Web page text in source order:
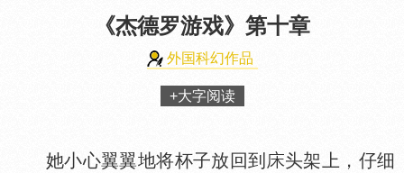
《杰德罗游戏》 第十章
外国科幻作品
+大字阅读
她小心翼翼地将杯子放回到
头架上，仔细